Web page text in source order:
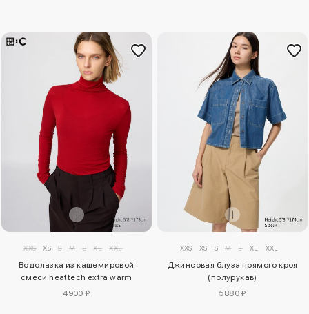
XXS XS S M L XL XXL
Водолазка из кашемировой
смеси heattech extra warm
4900 ₽
XXS XS S M L XL XXL
Джинсовая блуза прямого кроя
(полурукав)
5880 ₽